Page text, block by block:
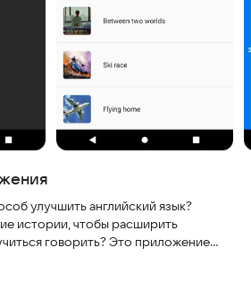
улучшить английский язык?
истории, чтобы расширить
говорить? Это приложение
о безопасности, удобстве и